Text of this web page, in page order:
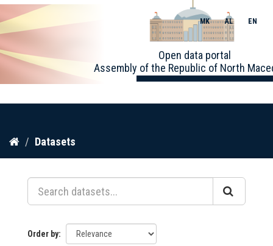
Skip
content
Open data portal
Assembly of the Republic of North
MK AL EN
Datasets
Order by